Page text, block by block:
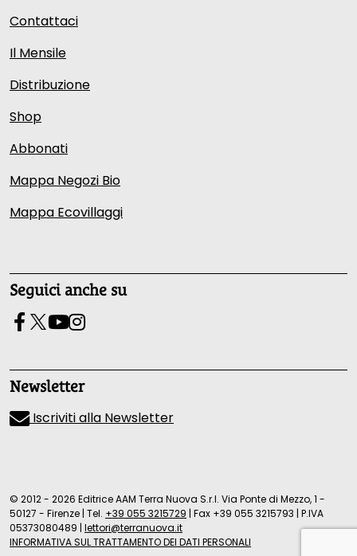
Contattaci
Il Mensile
Distribuzione
Shop
Abbonati
Mappa Negozi Bio
Mappa Ecovillaggi
Seguici anche su
Newsletter
Iscriviti alla Newsletter
© 2012 - 2026 Editrice AAM Terra Nuova S.r.l. Via Ponte di Mezzo, 1 -
50127 - Firenze | Tel. +39 055 3215729 | Fax +39 055 3215793 | P.IVA
05373080489 | lettori@terranuova.it
INFORMATIVA SUL TRATTAMENTO DEI DATI PERSONALI